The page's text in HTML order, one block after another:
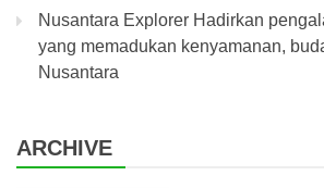
Nusantara Explorer Hadirkan
yang memadukan kenyamanan,
Nusantara
ARCHIVE